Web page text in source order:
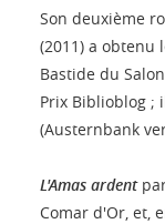
Son deuxième
(2011) a obtenu
Bastide du
Prix Biblioblog ;
(Austernbank
L'Amas ardent
Comar d'Or, et,